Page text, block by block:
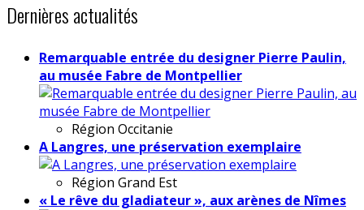
Dernières actualités
Remarquable entrée du designer Pierre Paulin,
au musée Fabre de Montpellier
Région Occitanie
A Langres, une préservation exemplaire
Région Grand Est
« Le rêve du gladiateur », aux arènes de Nîmes